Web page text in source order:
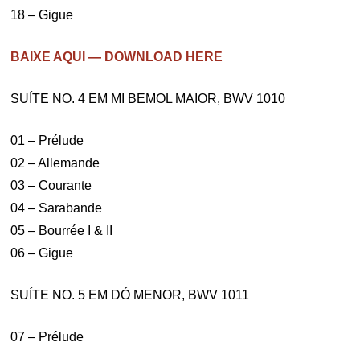
18 – Gigue
BAIXE AQUI — DOWNLOAD HERE
SUÍTE NO. 4 EM MI BEMOL MAIOR, BWV 1010
01 – Prélude
02 – Allemande
03 – Courante
04 – Sarabande
05 – Bourrée I & II
06 – Gigue
SUÍTE NO. 5 EM DÓ MENOR, BWV 1011
07 – Prélude